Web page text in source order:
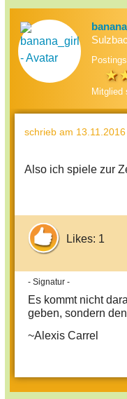
Mitglied
schrieb am
Also ich spiele zur
Likes: 1
- Signatur -
Es kommt nicht
geben, sondern
~Alexis Carrel